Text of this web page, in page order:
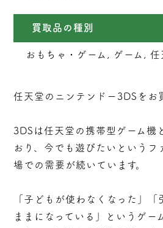
買取品の種別
おもちゃ・ゲーム, ゲーム, 任
任天堂のニンテンドー3DSをお
3DSは任天堂の携帯型ゲーム機
おり、今でも遊びたいというフ
場での需要が続いています。
「子どもが使わなくなった」「
ままになっている」というゲー